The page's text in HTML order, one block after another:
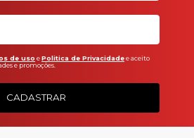
de uso ePolitica de Privacidadee aceito
e promoções.
CADASTRAR